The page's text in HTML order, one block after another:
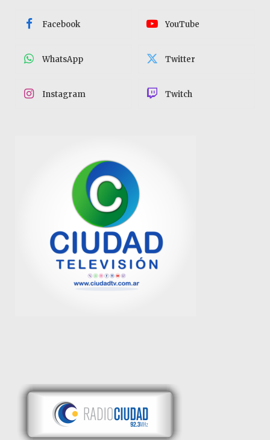
Facebook YouTube
WhatsApp Twitter
Instagram Twitch